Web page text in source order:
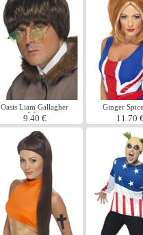
Oasis Liam Gallagher
Wig
9.40 €
Ginger
11.70